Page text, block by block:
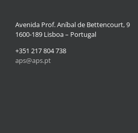
Avenida Prof. Aníbal de Bettencourt, 9
1600-189 Lisboa – Portugal
+351 217 804 738
aps@aps.pt